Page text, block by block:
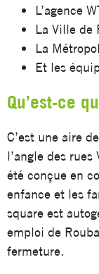
L’agence
La Ville de
La
Et les
Qu’est-ce
C’est une aire
l’angle des
été conçue en
enfance et les
square est
emploi de
fermeture.